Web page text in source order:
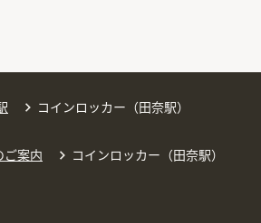
コインロッカー（田奈駅）
ご案内 コインロッカー（田奈駅）